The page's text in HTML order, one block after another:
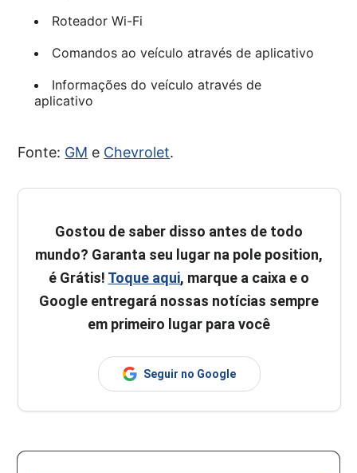
Roteador Wi-Fi
Comandos ao veículo através de aplicativo
Informações do veículo através de
aplicativo
Fonte: GM e Chevrolet.
Gostou de saber disso antes de todo
mundo? Garanta seu lugar na pole position,
é Grátis! Toque aqui, marque a caixa e o
Google entregará nossas notícias sempre
em primeiro lugar para você
Seguir no Google